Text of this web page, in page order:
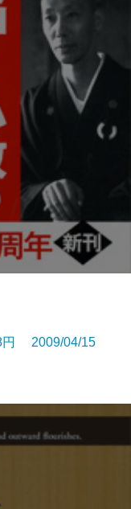
2009/04/15